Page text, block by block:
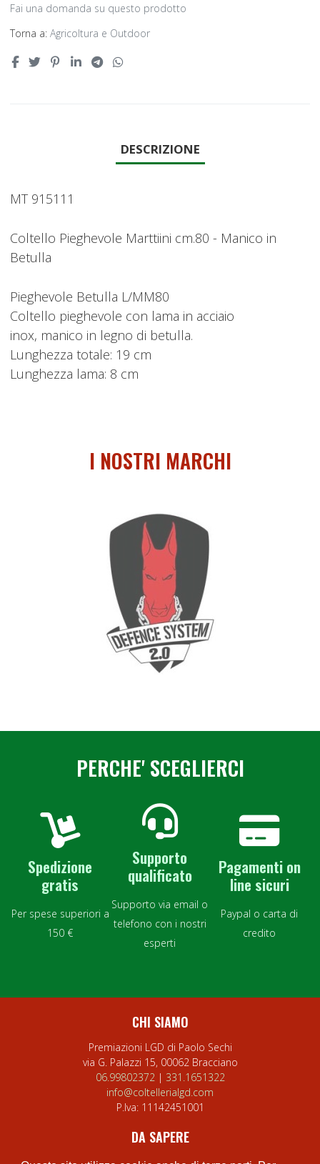
Fai una domanda su questo prodotto
Torna a: Agricoltura e Outdoor
DESCRIZIONE
MT 915111
Coltello Pieghevole Marttiini cm.80 - Manico in
Betulla
Pieghevole Betulla L/MM80
Coltello pieghevole con lama in acciaio
inox, manico in legno di betulla.
Lunghezza totale: 19 cm
Lunghezza lama: 8 cm
I NOSTRI MARCHI
PERCHE' SCEGLIERCI
Spedizione
gratis
Per spese superiori a
150 €
Supporto
qualificato
Supporto via email o
telefono con i nostri
esperti
Pagamenti on
line sicuri
Paypal o carta di
credito
CHI SIAMO
Premiazioni LGD di Paolo Sechi
via G. Palazzi 15, 00062 Bracciano
06.99802372| 331.1651322
info@coltellerialgd.com
P.Iva: 11142451001
DA SAPERE